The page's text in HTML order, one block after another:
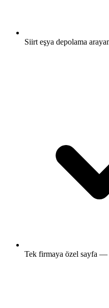
Siirt eşya depolama
Tek firmaya özel sayfa —